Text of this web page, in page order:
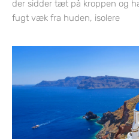
der sidder tæt på kroppen og
fugt væk fra huden, isolere